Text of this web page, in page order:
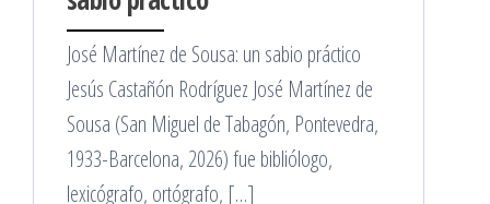
José Martínez de Sousa: un sabio práctico
Jesús Castañón Rodríguez José Martínez de
Sousa (San Miguel de Tabagón, Pontevedra,
1933-Barcelona, 2026) fue bibliólogo,
lexicógrafo, ortógrafo, […]